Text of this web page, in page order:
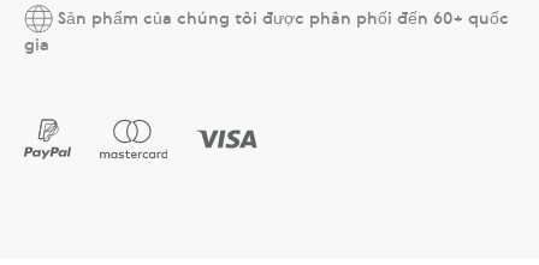
Sản phẩm của chúng tôi được phân phối đến 60+ quốc
gia